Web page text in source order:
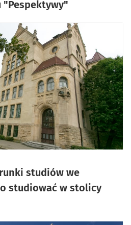
"Pespektywy"
studiów we
studiować w stolicy